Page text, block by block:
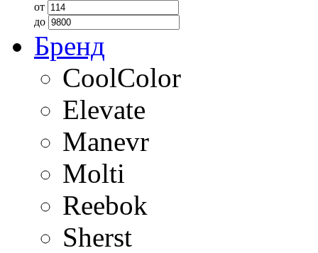
от
до
Бренд
CoolColor
Elevate
Manevr
Molti
Reebok
Sherst